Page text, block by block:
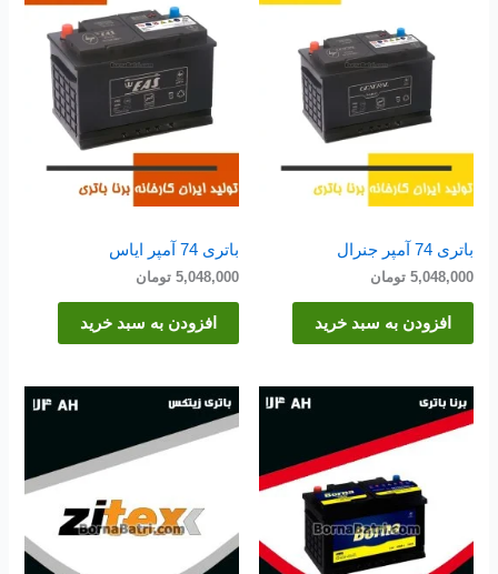
باتری 74 آمپر جنرال
5,048,000 تومان
افزودن به سبد خرید
باتری 74 آمپر ایاس
5,048,000 تومان
افزودن به سبد خرید